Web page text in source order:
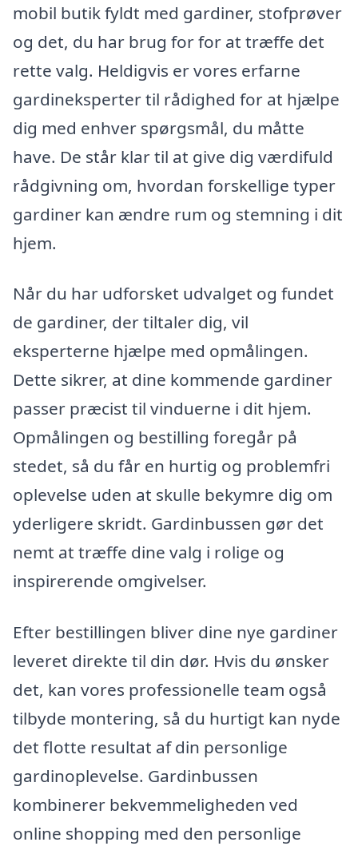
mobil butik fyldt med gardiner, stofprøver
og det, du har brug for for at træffe det
rette valg. Heldigvis er vores erfarne
gardineksperter til rådighed for at hjælpe
dig med enhver spørgsmål, du måtte
have. De står klar til at give dig værdifuld
rådgivning om, hvordan forskellige typer
gardiner kan ændre rum og stemning i dit
hjem.
Når du har udforsket udvalget og fundet
de gardiner, der tiltaler dig, vil
eksperterne hjælpe med opmålingen.
Dette sikrer, at dine kommende gardiner
passer præcist til vinduerne i dit hjem.
Opmålingen og bestilling foregår på
stedet, så du får en hurtig og problemfri
oplevelse uden at skulle bekymre dig om
yderligere skridt. Gardinbussen gør det
nemt at træffe dine valg i rolige og
inspirerende omgivelser.
Efter bestillingen bliver dine nye gardiner
leveret direkte til din dør. Hvis du ønsker
det, kan vores professionelle team også
tilbyde montering, så du hurtigt kan nyde
det flotte resultat af din personlige
gardinoplevelse. Gardinbussen
kombinerer bekvemmeligheden ved
online shopping med den personlige